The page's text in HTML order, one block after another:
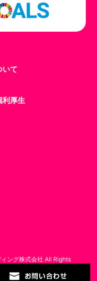
て
厚生
ング株式会社 All Rights